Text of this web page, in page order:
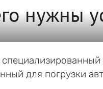
нужны
для погрузки